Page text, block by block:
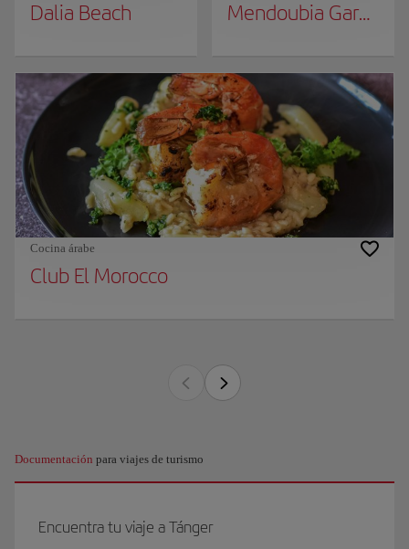
Dalia Beach Mendoubia Gardens
Cocina árabe
Club El Morocco
Documentación para viajes de turismo
Encuentra tu viaje a Tánger